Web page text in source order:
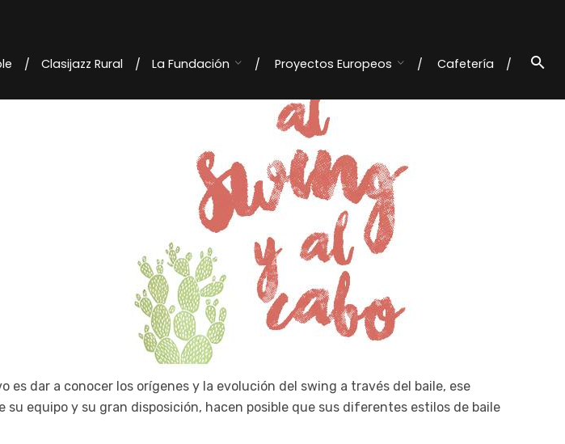
Clasijazz Rural La Fundación Proyectos Europeos
Cafetería
es dar a conocer los orígenes y la evolución del swing a través del baile, ese
equipo y su gran disposición, hacen posible que sus diferentes estilos de baile